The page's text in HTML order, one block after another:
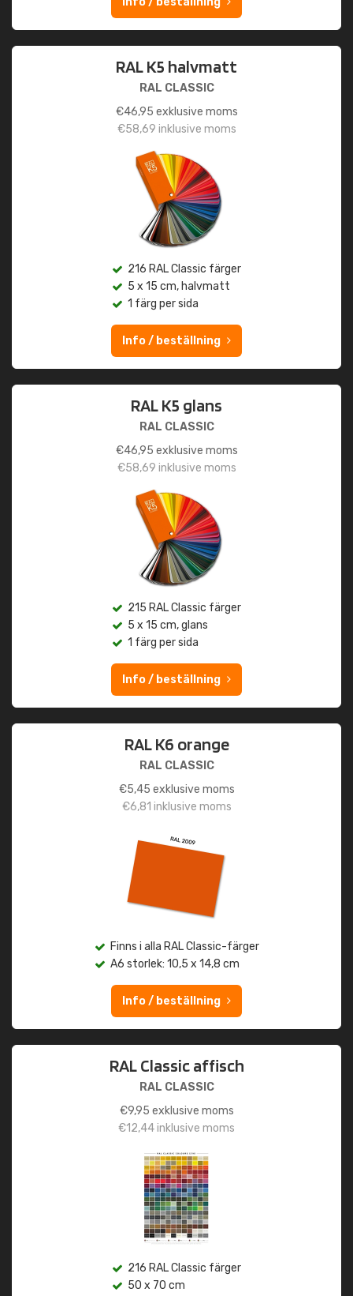
RAL K5 halvmatt
RAL CLASSIC
€46,95 exklusive moms
€58,69 inklusive moms
216 RAL Classic färger
5 x 15 cm, halvmatt
1 färg per sida
Info / beställning
RAL K5 glans
RAL CLASSIC
€46,95 exklusive moms
€58,69 inklusive moms
215 RAL Classic färger
5 x 15 cm, glans
1 färg per sida
Info / beställning
RAL K6 orange
RAL CLASSIC
€5,45 exklusive moms
€6,81 inklusive moms
Finns i alla RAL Classic-färger
A6 storlek: 10,5 x 14,8 cm
Info / beställning
RAL Classic affisch
RAL CLASSIC
€9,95 exklusive moms
€12,44inklusive moms
216 RAL Classic färger
50 x 70 cm